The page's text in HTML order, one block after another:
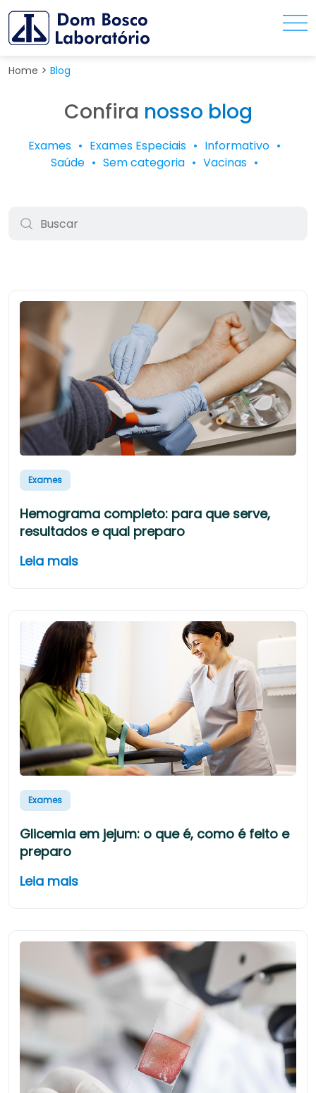
Home > Blog
Confira nosso blog
Exames Exames Especiais
Informativo
Saúde
Sem categoria Vacinas
Exames
Hemograma completo: para que serve,
resultados e qual preparo
Leia mais
Exames
Glicemia em jejum: o que é, como é feito e
preparo
Leia mais